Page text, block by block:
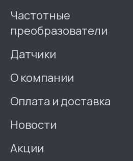
Частотные
преобразователи
Датчики
О компании
Оплата и доставка
Новости
Акции